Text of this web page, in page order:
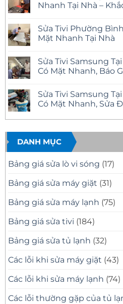
luận
ở
Phường
Tân
Tạo
Có
Mặt
Nhanh
Báo
Giá
Minh
Nhanh Tại Nhà –
bình
luận
ở
Phường
An
Lạc
Có
Mặt
Nhanh
Nhà
Khắc
Phục
Mọi
Sự
Cố
Tivi
Sửa Tivi Phường
Mặt Nhanh Tại Nhà
bình
luận
ở
Phường
Bình
Trị
Uy
–
Có
Mặt
Nhanh
Tại
Nhà
Sửa Tivi Samsung
Có Mặt Nhanh, Báo
bình
luận
ở
Tivi
Tại
Nhà
Quận
12
Uy
Tín
Có
Mặt
Báo
Giá
Bạch
Sửa Tivi Samsung
Có Mặt Nhanh, Sửa
có
luận
ở
Sửa
Tivi
Samsung
Tại
Quận
11
Tín
–
Mặt
Nhanh,
Đúng
Bệnh
DANH MỤC
Bảng giá sửa lò vi sóng (17)
Bảng giá sửa máy giặt (31)
Bảng giá sửa máy lạnh (75)
Bảng giá sửa tivi (184)
Bảng giá sửa tủ lạnh (32)
Các lỗi khi sửa máy giặt (43)
Các lỗi khi sửa máy lạnh (74)
Các lỗi thường gặp của tủ